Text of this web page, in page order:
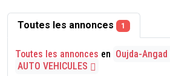
Toutes les annonces 1
Toutes les annonces en Oujda-Angad
AUTO VEHICULES